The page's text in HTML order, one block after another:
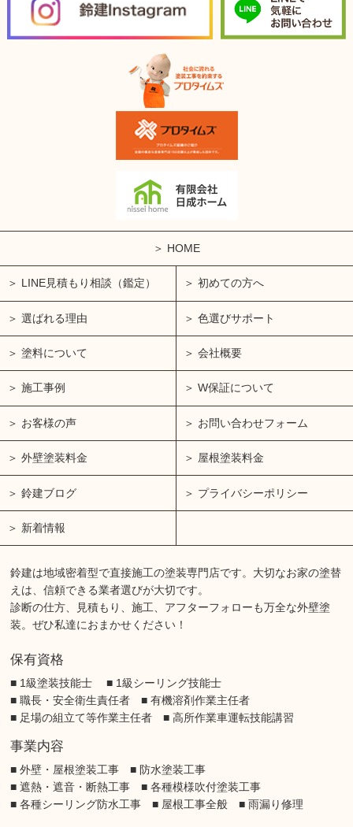
HOME
LINE見積もり相談（鑑定） 初めての方へ
選ばれる理由 色選びサポート
塗料について 会社概要
施工事例 W保証について
お客様の声 お問い合わせフォーム
外壁塗装料金 屋根塗装料金
鈴建ブログ プライバシーポリシー
新着情報
鈴建は地域密着型で直接施工の塗装専門店です。大切なお家の塗替
えは、信頼できる業者選びが大切です。
診断の仕方、見積もり、施工、アフターフォローも万全な外壁塗
装。ぜひ私達におまかせください！
保有資格
■ 1級塗装技能士 ■ 1級シーリング技能士
■ 職長・安全衛生責任者 ■ 有機溶剤作業主任者
■ 足場の組立て等作業主任者 ■ 高所作業車運転技能講習
事業内容
■ 外壁・屋根塗装工事 ■ 防水塗装工事
■ 遮熱・遮音・断熱工事 ■ 各種模様吹付塗装工事
■ 各種シーリング防水工事 ■ 屋根工事全般 ■ 雨漏り修理